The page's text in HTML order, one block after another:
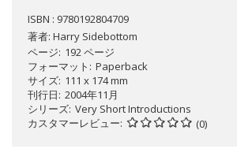
ISBN : 9780192804709
著者: Harry Sidebottom
ページ 192 ページ
フォーマット
Paperback
サイズ 111 x 174 mm
刊行日 2004年11月
シリーズ Very Short Introductions
カスタマーレビュー
(0)